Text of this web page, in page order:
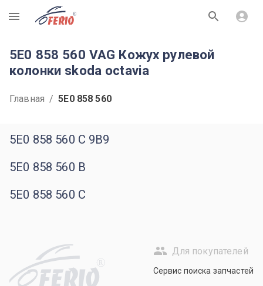
R
5E0 858 560 VAG Кожух рулевой
колонки skoda octavia
Главная / 5E0 858 560
5E0 858 560 C 9B9
5E0 858 560 B
5E0 858 560 C
R
Для покупателей
Сервис поиска запчастей